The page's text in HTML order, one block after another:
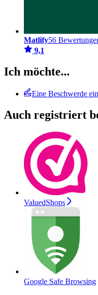
Matlify56
9,1
Ich möchte...
Eine Beschwerde
Auch registriert
ValuedShops
Google Safe Browsing